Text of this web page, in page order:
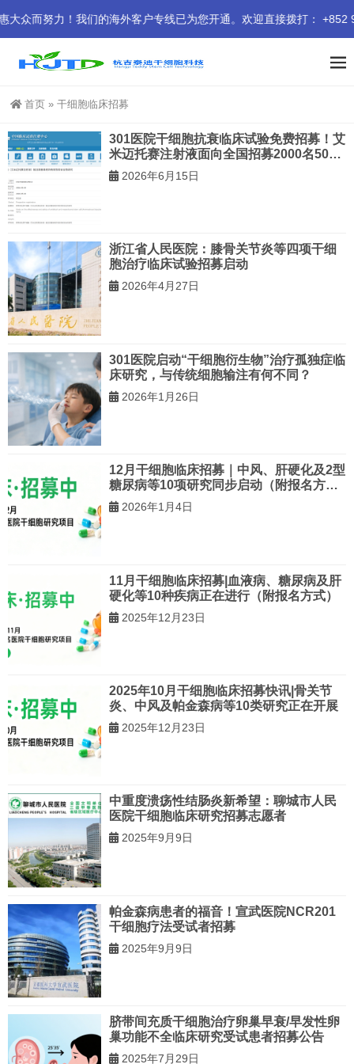
众而努力！我们的海外客户专线已为您开通。欢迎直接拨打： +852
首页 » 干细胞临床招募
301医院干细胞抗衰临床试验免费招募！艾
米迈托赛注射液面向全国招募2000名50岁
以上受试者
2026年6月15日
浙江省人民医院：膝骨关节炎等四项干细
胞治疗临床试验招募启动
2026年4月27日
301医院启动“干细胞衍生物”治疗孤独症临
床研究，与传统细胞输注有何不同？
2026年1月26日
12月干细胞临床招募｜中风、肝硬化及2型
糖尿病等10项研究同步启动（附报名方
式）2026年1月4日
11月干细胞临床招募|血液病、糖尿病及肝
硬化等10种疾病正在进行（附报名方式）
2025年12月23日
2025年10月干细胞临床招募快讯|骨关节
炎、中风及帕金森病等10类研究正在开展
2025年12月23日
中重度溃疡性结肠炎新希望：聊城市人民
医院干细胞临床研究招募志愿者
2025年9月9日
帕金森病患者的福音！宣武医院NCR201
干细胞疗法受试者招募
2025年9月9日
脐带间充质干细胞治疗卵巢早衰/早发性卵
巢功能不全临床研究受试患者招募公告
2025年7月29日